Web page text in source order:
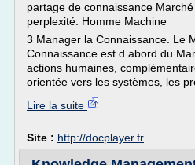
partage de connaissance
perplexité. Homme Machine
3 Manager la Connaissance. Le
Connaissance est d abord du
actions humaines,
orientée vers les systèmes, les
Lire la suite
Site : http://docplayer.fr